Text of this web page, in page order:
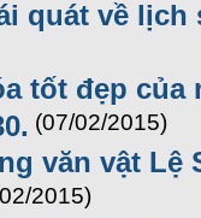
quát về
tốt đẹp
(07/02/2015)
văn vật
2015)